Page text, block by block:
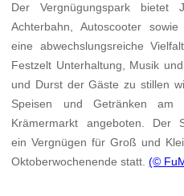
Der Vergnügungspark
Achterbahn, Autoscooter
eine abwechslungsreiche
Festzelt Unterhaltung, Musik
und Durst der Gäste zu stillen
Speisen und Getränken am
Krämermarkt angeboten. Der
ein Vergnügen für Groß und
Oktoberwochenende statt.(©